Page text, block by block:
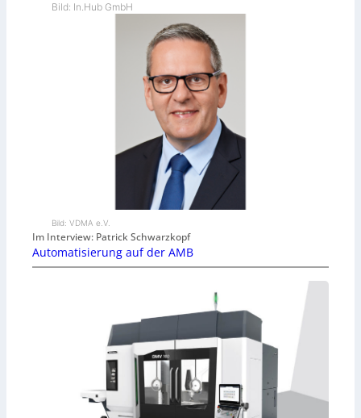
Bild: In.Hub GmbH
Bild: VDMA e.V.
Im Interview: Patrick Schwarzkopf
Automatisierung auf der AMB